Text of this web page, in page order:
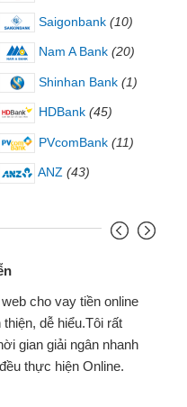
Saigonbank (10)
Nam A Bank (20)
Shinhan Bank (1)
HDBank (45)
PVcomBank (11)
ANZ (43)
cho vay tiền online
dễ hiểu.Tôi rất
gian giải ngân nhanh
thực hiện Online.